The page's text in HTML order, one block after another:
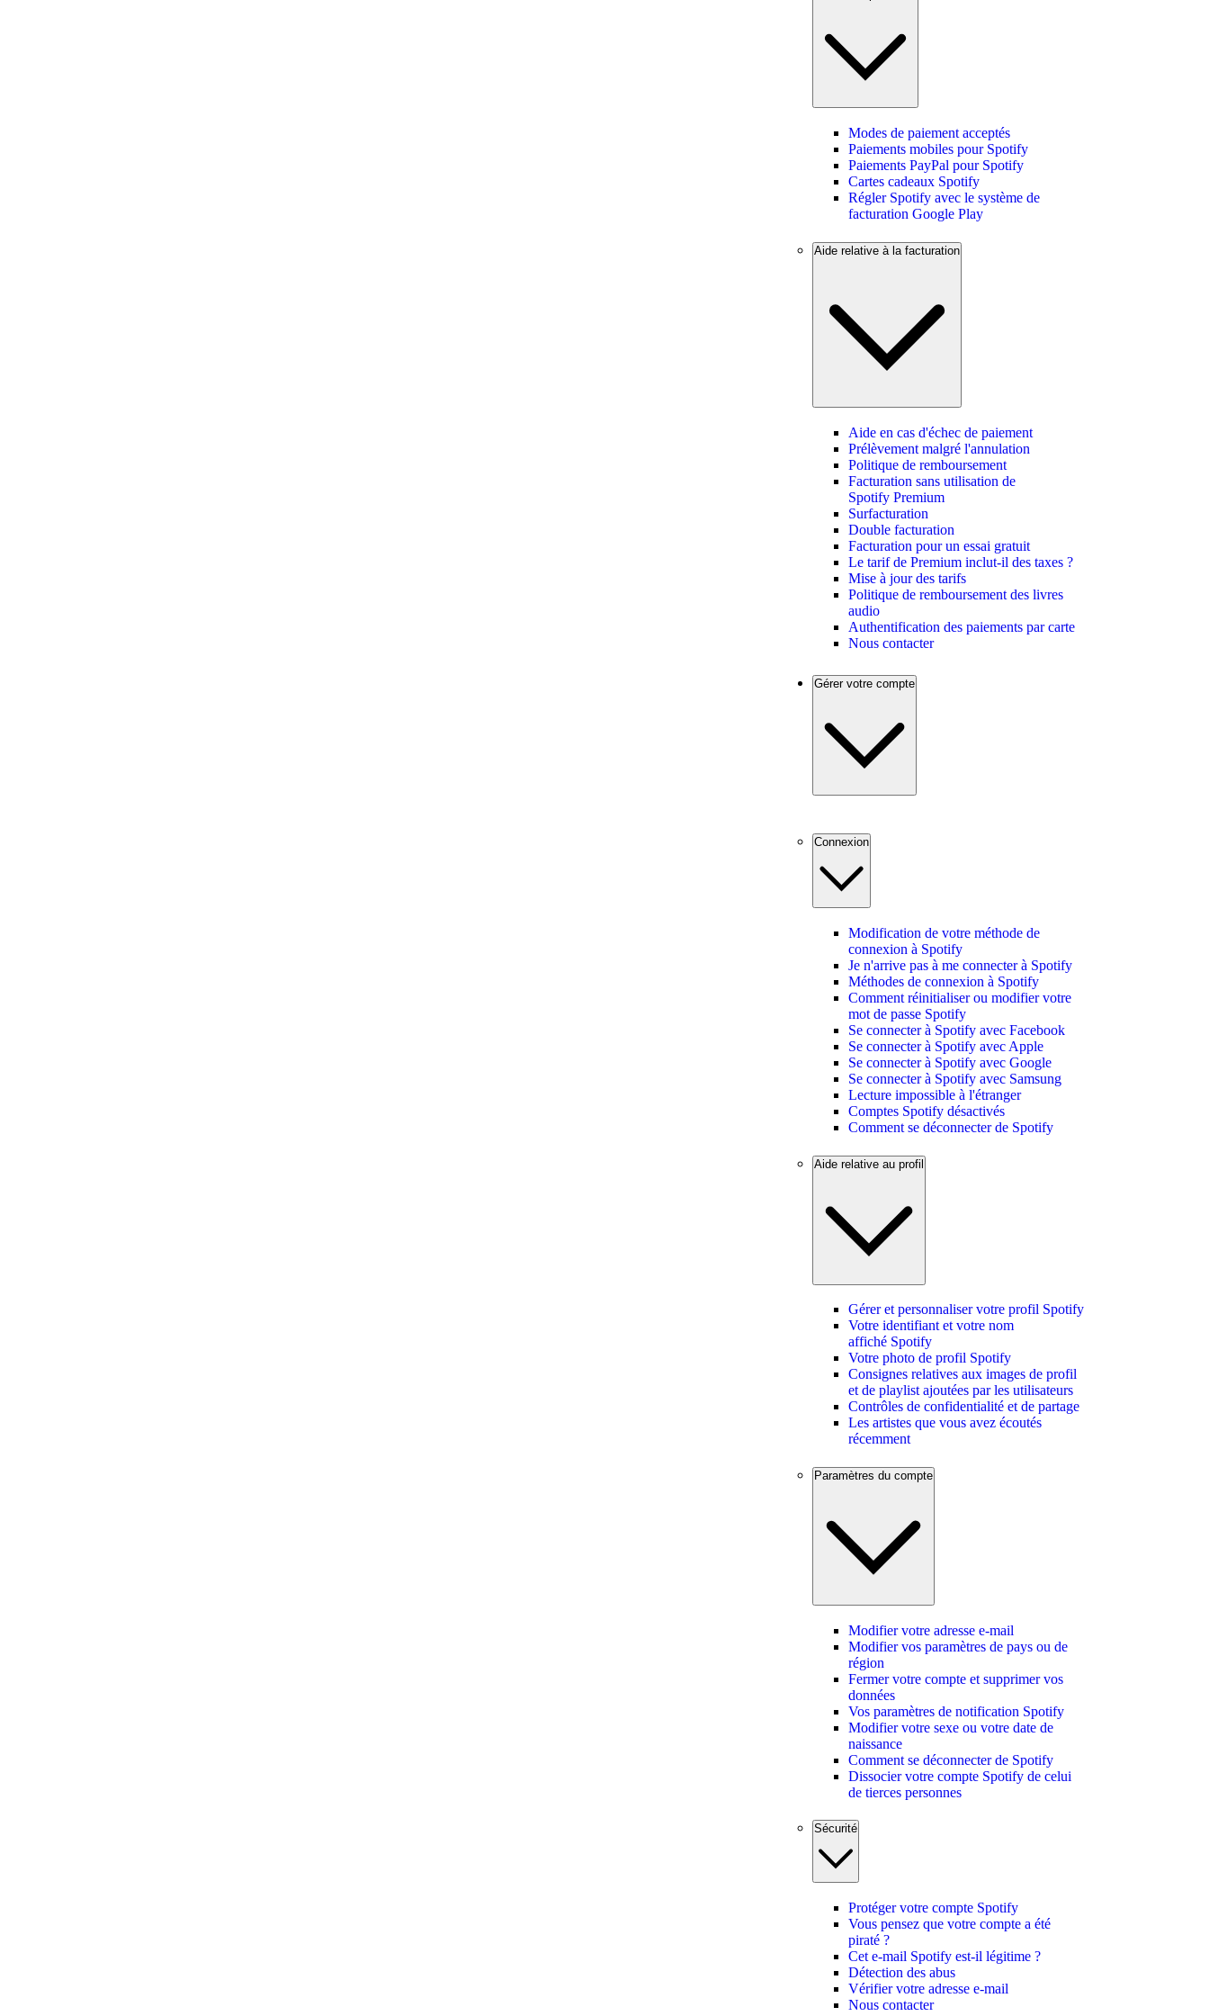
Modes de paiement acceptés
Paiements mobiles pour Spotify
Paiements PayPal pour Spotify
Cartes cadeaux Spotify
Régler Spotify avec le système de
facturation Google Play
Aide relative à la facturation
Aide en cas d'échec de paiement
Prélèvement malgré l'annulation
Politique de remboursement
Facturation sans utilisation de
Spotify Premium
Surfacturation
Double facturation
Facturation pour un essai gratuit
Le tarif de Premium inclut-il des taxes ?
Mise à jour des tarifs
Politique de remboursement des livres
audio
Authentification des paiements par carte
Nous contacter
Gérer votre compte
Connexion
Modification de votre méthode de
connexion à Spotify
Je n'arrive pas à me connecter à Spotify
Méthodes de connexion à Spotify
Comment réinitialiser ou modifier votre
mot de passe Spotify
Se connecter à Spotify avec Facebook
Se connecter à Spotify avec Apple
Se connecter à Spotify avec Google
Se connecter à Spotify avec Samsung
Lecture impossible à l'étranger
Comptes Spotify désactivés
Comment se déconnecter de Spotify
Aide relative au profil
Gérer et personnaliser votre profil Spotify
Votre identifiant et votre nom
affiché Spotify
Votre photo de profil Spotify
Consignes relatives aux images de profil
et de playlist ajoutées par les utilisateurs
Contrôles de confidentialité et de partage
Les artistes que vous avez écoutés
récemment
Paramètres du compte
Modifier votre adresse e-mail
Modifier vos paramètres de pays ou de
région
Fermer votre compte et supprimer vos
données
Vos paramètres de notification Spotify
Modifier votre sexe ou votre date de
naissance
Comment se déconnecter de Spotify
Dissocier votre compte Spotify de celui
de tierces personnes
Sécurité
Protéger votre compte Spotify
Vous pensez que votre compte a été
piraté ?
Cet e-mail Spotify est-il légitime ?
Détection des abus
Vérifier votre adresse e-mail
Nous contacter